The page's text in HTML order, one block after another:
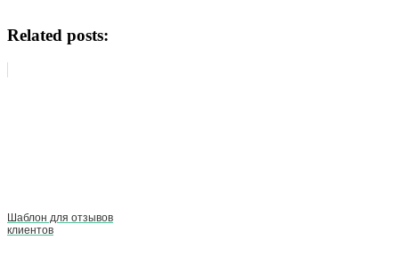
Related posts:
Шаблон для отзывов
клиентов